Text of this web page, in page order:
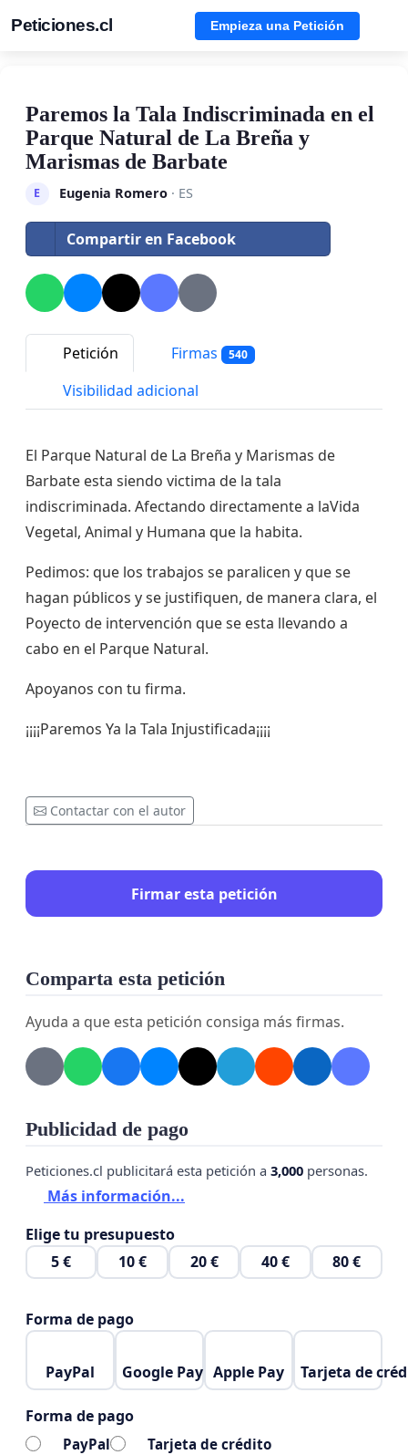
Peticiones.cl Empieza una Petición
Paremos la Tala Indiscriminada en el
Parque Natural de La Breña y
Marismas de Barbate
E Eugenia Romero· ES
Compartir en Facebook
Petición Firmas 540
Visibilidad adicional
El Parque Natural de La Breña y Marismas de
Barbate esta siendo victima de la tala
indiscriminada. Afectando directamente a laVida
Vegetal, Animal y Humana que la habita.
Pedimos: que los trabajos se paralicen y que se
hagan públicos y se justifiquen, de manera clara, el
Poyecto de intervención que se esta llevando a
cabo en el Parque Natural.
Apoyanos con tu firma.
¡¡¡¡Paremos Ya la Tala Injustificada¡¡¡¡
Contactar con el autor
Firmar esta petición
Comparta esta petición
Ayuda a que esta petición consiga más firmas.
Publicidad de pago
Peticiones.cl publicitará esta petición a 3,000 personas.
Más información...
Elige tu presupuesto
5 €
10 € 20 € 40 € 80 €
Forma de pago
PayPal Google Pay Apple Pay Tarjeta de
Forma de pago
PayPal Tarjeta de crédito